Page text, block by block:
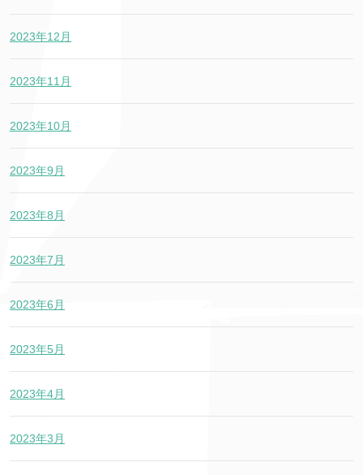
2023年12月
2023年11月
2023年10月
2023年9月
2023年8月
2023年7月
2023年6月
2023年5月
2023年4月
2023年3月